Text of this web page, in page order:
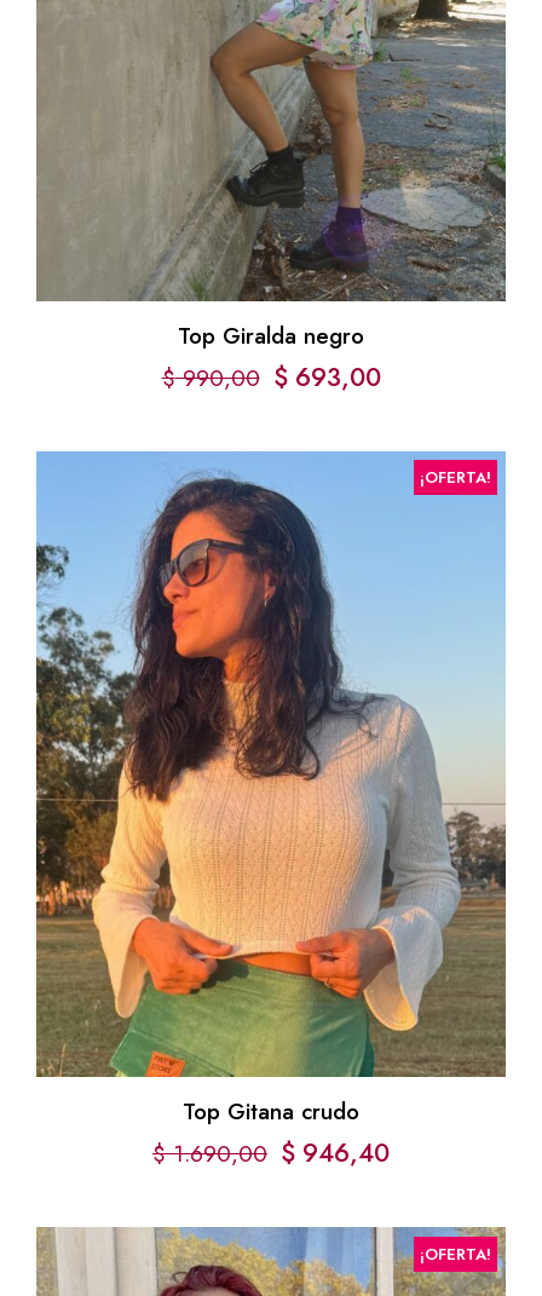
Top Giralda negro
$990,00 $693,00
¡OFERTA!
Top Gitana crudo
$1.690,00 $ 946,40
¡OFERTA!